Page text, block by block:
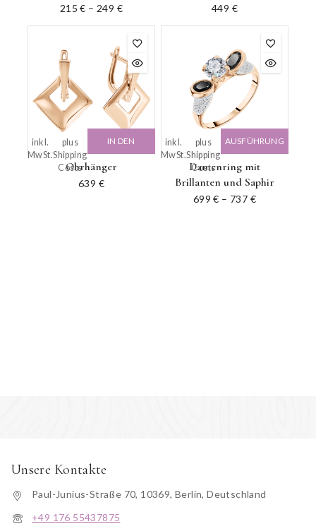
215€ – 249 € 449 €
Ohrhänger
639 €
inkl.
MwSt.
plus
Shipping
Costs
IN DEN
Damenring mit
Brillanten und Saphir
699€ – 737 €
inkl.
MwSt.
plus
Shipping
Costs
AUSFÜHRUNG
Unsere Kontakte
Paul-Junius-Straße 70, 10369, Berlin, Deutschland
+49 176 55437875